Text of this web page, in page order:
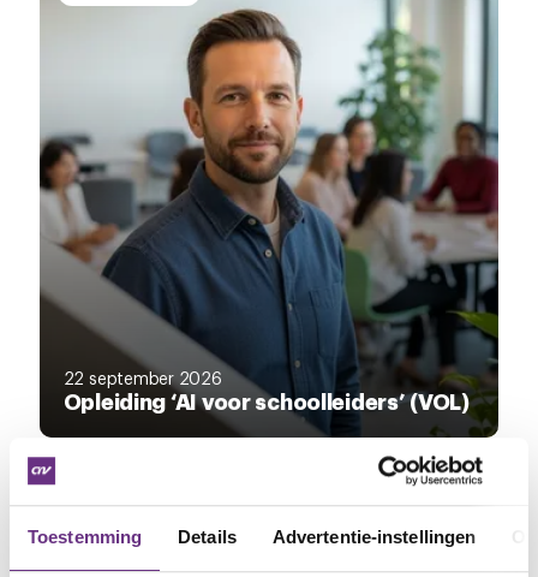
Toestemming Details Advertentie-instellingen
22 september 2026
Opleiding ‘AI voor schoolleiders’ (VOL)